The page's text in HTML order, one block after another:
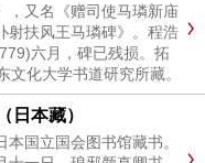
，又名《赠司使马璘新庙
射扶风王马璘碑》。程浩
六月，碑已残损。拓
化大学书道研究所藏。
司徒馬璘新廟碑 癸未人日
故尚书左射知省事风王赠
日本藏）
国立国会图书馆藏书。